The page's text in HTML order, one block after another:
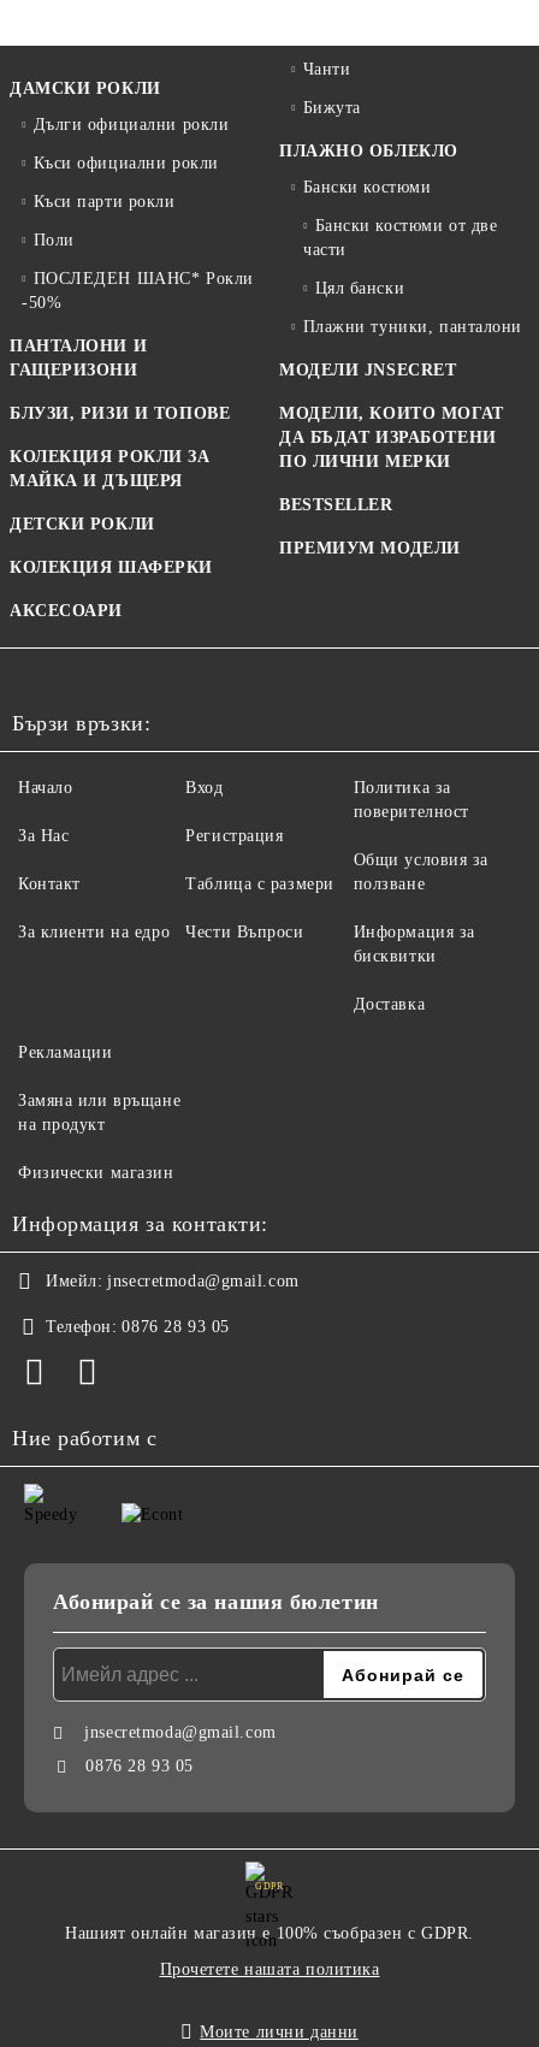
ДАМСКИ РОКЛИ
Дълги официални рокли
Къси официални рокли
Къси парти рокли
Поли
ПОСЛЕДЕН ШАНС* Рокли
-50%
ПАНТАЛОНИ И
ГАЩЕРИЗОНИ
БЛУЗИ, РИЗИ И ТОПОВЕ
КОЛЕКЦИЯ РОКЛИ ЗА
МАЙКА И ДЪЩЕРЯ
ДЕТСКИ РОКЛИ
КОЛЕКЦИЯ ШАФЕРКИ
АКСЕСОАРИ
Чанти
Бижута
ПЛАЖНО ОБЛЕКЛО
Бански костюми
Бански костюми от две
части
Цял бански
Плажни туники, панталони
МОДЕЛИ JNSECRET
МОДЕЛИ, КОИТО МОГАТ
ДА БЪДАТ ИЗРАБОТЕНИ
ПО ЛИЧНИ МЕРКИ
BESTSELLER
ПРЕМИУМ МОДЕЛИ
Бързи връзки:
Начало
За Нас
Контакт
За клиенти на едро
Вход
Регистрация
Таблица с размери
Чести Въпроси
Политика за
поверителност
Общи условия за
ползване
Информация за
бисквитки
Доставка
Рекламации
Замяна или връщане
на продукт
Физически магазин
Информация за контакти:
Имейл: jnsecretmoda@gmail.com
Телефон: 0876 28 93 05
Ние работим с
Абонирай се за нашия бюлетин
jnsecretmoda@gmail.com
0876 28 93 05
GDPR
Нашият онлайн магазин е 100% съобразен с GDPR.
Прочетете нашата политика
Моите лични данни